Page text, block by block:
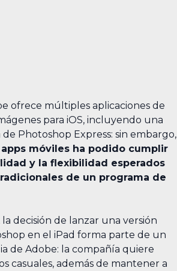
ofrece múltiples aplicaciones de
para iOS, incluyendo una
Photoshop Express: sin embargo,
móviles ha podido cumplir
y la flexibilidad esperados
de un programa de
decisión de lanzar una versión
en el iPad forma parte de un
de Adobe: la compañía quiere
casuales, además de mantener a